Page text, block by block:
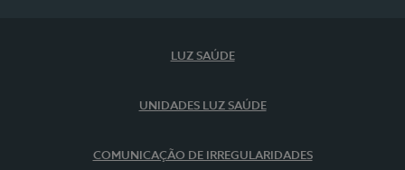
LUZ SAÚDE
UNIDADES LUZ SAÚDE
COMUNICAÇÃO DE IRREGULARIDADES